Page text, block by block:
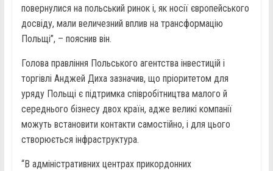
повернулися на польський ринок і, як носії європейського
досвіду, мали величезний вплив на трансформацію
Польщі”, – пояснив він.
Голова правління Польського агентства інвестицій і
торгівлі Анджей Диха зазначив, що пріоритетом для
уряду Польщі є підтримка співробітництва малого й
середнього бізнесу двох країн, адже великі компанії
можуть встановити контакти самостійно, і для цього
створюється інфраструктура.
“В адміністративних центрах прикордонних